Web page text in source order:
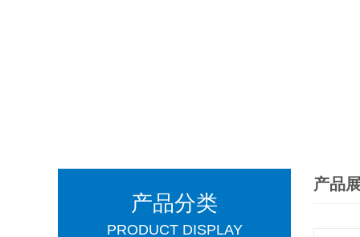
产品分类
PRODUCT DISPLAY
产品